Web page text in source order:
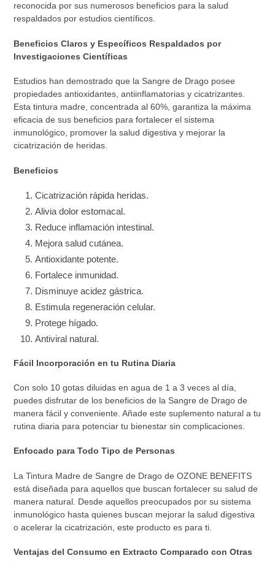
reconocida por sus numerosos beneficios para la salud
respaldados por estudios científicos.
Beneficios Claros y Específicos Respaldados por
Investigaciones Científicas
Estudios han demostrado que la Sangre de Drago posee
propiedades antioxidantes, antiinflamatorias y cicatrizantes.
Esta tintura madre, concentrada al 60%, garantiza la máxima
eficacia de sus beneficios para fortalecer el sistema
inmunológico, promover la salud digestiva y mejorar la
cicatrización de heridas.
Beneficios
Cicatrización rápida heridas.
Alivia dolor estomacal.
Reduce inflamación intestinal.
Mejora salud cutánea.
Antioxidante potente.
Fortalece inmunidad.
Disminuye acidez gástrica.
Estimula regeneración celular.
Protege hígado.
Antiviral natural.
Fácil Incorporación en tu Rutina Diaria
Con solo 10 gotas diluidas en agua de 1 a 3 veces al día,
puedes disfrutar de los beneficios de la Sangre de Drago de
manera fácil y conveniente. Añade este suplemento natural a tu
rutina diaria para potenciar tu bienestar sin complicaciones.
Enfocado para Todo Tipo de Personas
La Tintura Madre de Sangre de Drago de OZONE BENEFITS
está diseñada para aquellos que buscan fortalecer su salud de
manera natural. Desde aquellos preocupados por su sistema
inmunológico hasta quienes buscan mejorar la salud digestiva
o acelerar la cicatrización, este producto es para ti.
Ventajas del Consumo en Extracto Comparado con Otras